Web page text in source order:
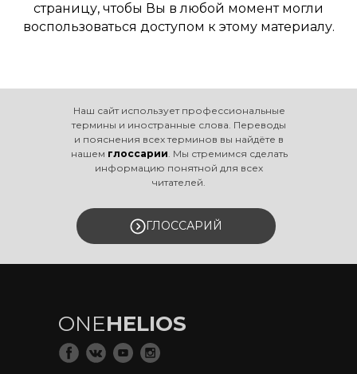
страницу, чтобы Вы в любой момент могли
воспользоваться доступом к этому материалу.
Наш сайт использует профессиональные
термины и иностранные слова. Переводы
и пояснения всех терминов вы найдёте в
нашем глоссарии. Мы стремимся сделать
информацию понятной для всех
читателей.
ГЛОССАРИЙ
ONEHELIOS